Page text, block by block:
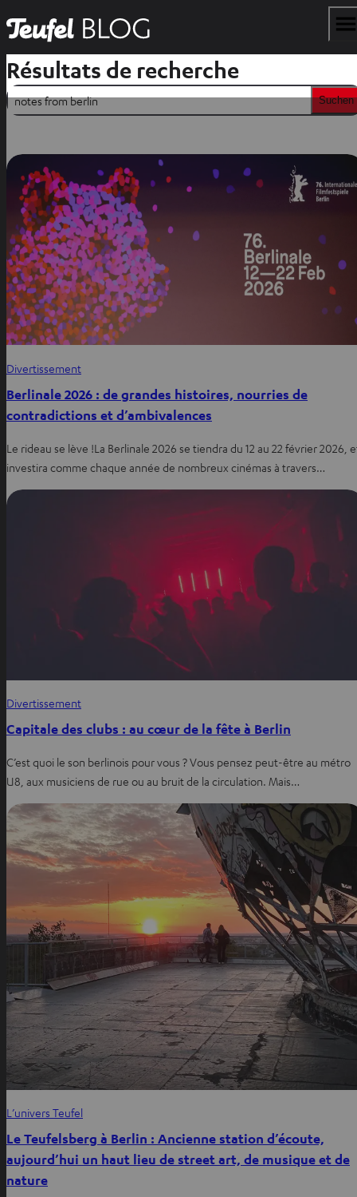
Résultats de recherche
Suchen Suchen
Divertissement
Berlinale 2026 : de grandes histoires, nourries de
contradictions et d’ambivalences
Le rideau se lève !La Berlinale 2026 se tiendra du 12 au 22 février 2026,
investira comme chaque année de nombreux cinémas à travers…
Divertissement
Capitale des clubs : au cœur de la fête à Berlin
C’est quoi le son berlinois pour vous ? Vous pensez peut-être au métro
U8, aux musiciens de rue ou au bruit de la circulation. Mais…
L’univers Teufel
Le Teufelsberg à Berlin : Ancienne station d’écoute,
aujourd’hui un haut lieu de street art, de musique et de
nature